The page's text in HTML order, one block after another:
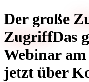
Der große
ZugriffDas
Webinar am
jetzt über